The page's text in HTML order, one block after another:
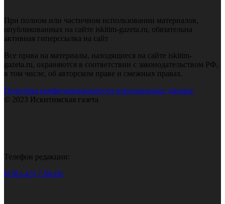
При полном или частичном использовании материалов,
опубликованных на сайте iskitim-gazeta.ru, обязательна
активная гиперссылка на сайт
Все права на материалы, находящиеся на сайте iskitim-
gazeta.ru, охраняются в соответствии с законодательством РФ,
в том числе, об авторском праве и смежных правах.
Политика конфиденциальности персональных данных
© 2023 Искитимская газета
Телефон редакции:
8(383-43) 7-90-60